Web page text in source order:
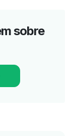
sobre